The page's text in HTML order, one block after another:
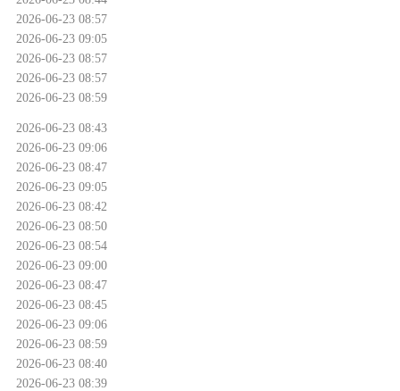
2026-06-23 08:57
2026-06-23 09:05
2026-06-23 08:57
2026-06-23 08:57
2026-06-23 08:59
2026-06-23 08:43
2026-06-23 09:06
2026-06-23 08:47
2026-06-23 09:05
2026-06-23 08:42
2026-06-23 08:50
2026-06-23 08:54
2026-06-23 09:00
2026-06-23 08:47
2026-06-23 08:45
2026-06-23 09:06
2026-06-23 08:59
2026-06-23 08:40
2026-06-23 08:39